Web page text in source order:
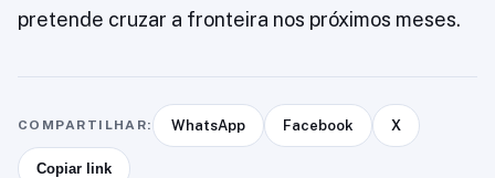
pretende cruzar a fronteira nos próximos meses.
COMPARTILHAR: WhatsApp Facebook X
Copiar link